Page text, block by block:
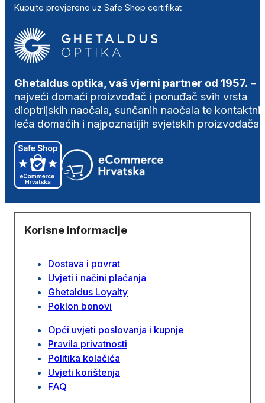
Kupujte provjereno uz Safe Shop certifikat
Ghetaldus optika, vaš vjerni partner od 1957. –
najveći domaći proizvođač i ponuđač svih vrsta
dioptrijskih naočala, sunčanih naočala te
leća domaćih i najpoznatijih svjetskih proizvođača.
Korisne informacije
Dostava i povrat
Uvjeti i načini plaćanja
Ghetaldus Loyalty
Poklon bonovi
Opći uvjeti poslovanja i kupnje
Pravila privatnosti
Politika kolačića
Uvjeti korištenja
FAQ